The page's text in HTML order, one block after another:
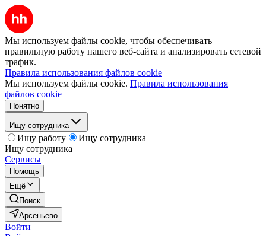
Мы используем файлы cookie, чтобы обеспечивать
правильную работу нашего веб-сайта и анализировать сетевой
трафик.
Правила использования файлов cookie
Мы используем файлы cookie. Правила использования
файлов cookie
Понятно
Ищу сотрудника
Ищу работу
Ищу сотрудника
Ищу сотрудника
Сервисы
Помощь
Ещё
Поиск
Арсеньево
Войти